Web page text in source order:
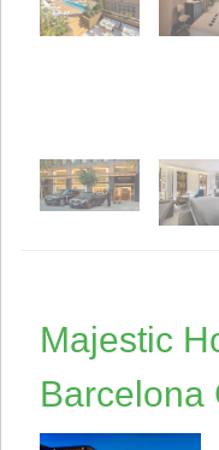
Majestic
Barcelona